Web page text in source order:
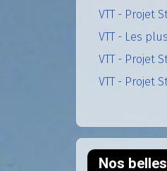
VTT - Projet
VTT - Les
VTT - Projet
VTT - Projet
Nos